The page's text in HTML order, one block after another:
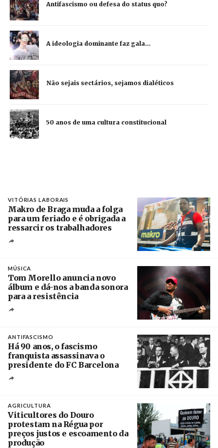
Antifascismo ou defesa do status quo?
A ideologia dominante faz gala…
Não sejais sectários, sejamos dialéticos
50 anos de uma cultura constitucional
VITÓRIAS LABORAIS
Makro de Braga muda a folga
para um feriado e é obrigada a
ressarcir os trabalhadores
MÚSICA
Tom Morello anuncia novo
álbum e dá-nos a banda sonora
para a resistência
ANTIFASCISMO
Há 90 anos, o fascismo
franquista assassinava o
presidente do FC Barcelona
AGRICULTURA
Viticultores do Douro
protestam na Régua por
preços justos e escoamento da
produção